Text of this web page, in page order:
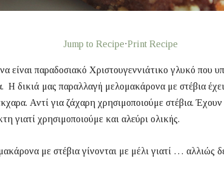
Jump to Recipe·Print Recipe
είναι παραδοσιακό Χριστουγεννιάτικο γλυκό που
Η δικιά μας παραλλαγή μελομακάρονα με στέβια
Αντί για ζάχαρη χρησιμοποιούμε στέβια.
γιατί χρησιμοποιούμε και αλεύρι ολικής.
με στέβια γίνονται με μέλι γιατί … αλλιώς